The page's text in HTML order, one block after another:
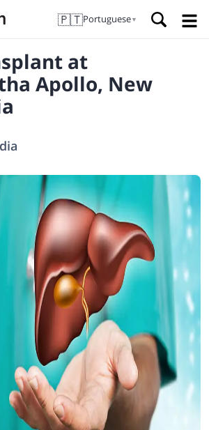
🇵🇹Portuguese▼
at
Apollo, New